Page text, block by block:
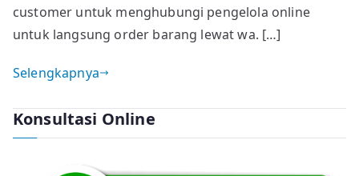
customer untuk menghubungi pengelola online
untuk langsung order barang lewat wa. […]
Selengkapnya
Konsultasi Online